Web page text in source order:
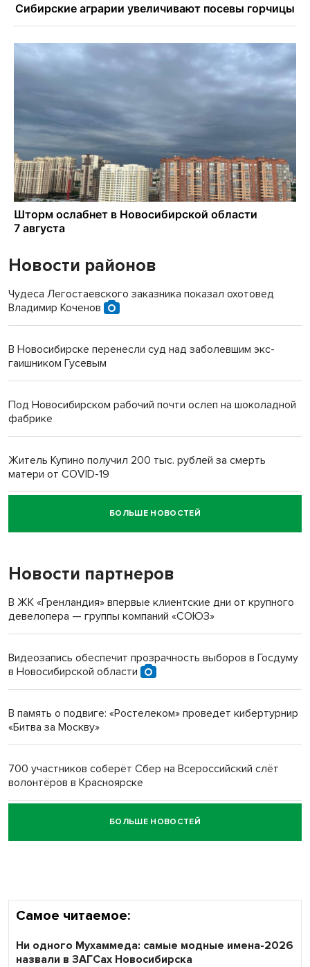
Новости районов
Чудеса Легостаевского заказника показал охотовед
Владимир Коченов
В Новосибирске перенесли суд над заболевшим экс-
гаишником Гусевым
Под Новосибирском рабочий почти ослеп на шоколадной
фабрике
Житель Купино получил 200 тыс. рублей за смерть
матери от COVID-19
Новосибирский суд наказал водителя за смерть
пенсионерки на вокзале
«Мы живём на пастбище!»: в новосибирском селе лошади
терроризируют жителей
Инвалид получил условный срок за избиение врачей
Новосибирский преподаватель с женой вошли в топ-16
Обновлённое отделение ВТБ открылось в Искитиме
БОЛЬШЕ НОВОСТЕЙ
Новости партнеров
В ЖК «Гренландия» впервые клиентские дни от крупного
девелопера — группы компаний «СОЮЗ»
Видеозапись обеспечит прозрачность выборов в Госдуму
в Новосибирской области
В память о подвиге: «Ростелеком» проведет кибертурнир
«Битва за Москву»
700 участников соберёт Сбер на Всероссийский слёт
волонтёров в Красноярске
Честный выбор: видеонаблюдение обеспечит
объективность результатов ЕДГ в Новосибирской
БОЛЬШЕ НОВОСТЕЙ
Самое читаемое:
Ни одного Мухаммеда: самые модные имена-2026
назвали в ЗАГСах Новосибирска